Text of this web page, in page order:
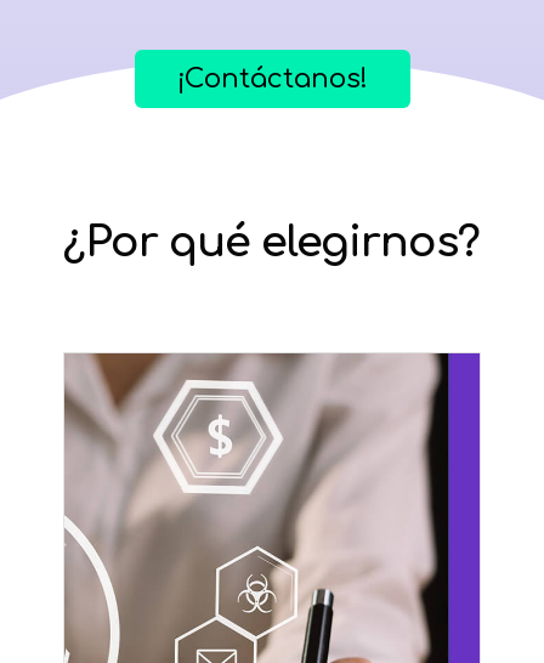
¡Contáctanos!
¿Por qué elegirnos?